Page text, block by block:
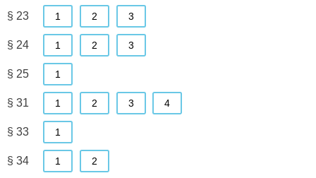
§ 23 1 2 3
§ 24 1 2 3
§ 25 1
§ 31 1 2 3 4
§ 33 1
§ 34 1 2